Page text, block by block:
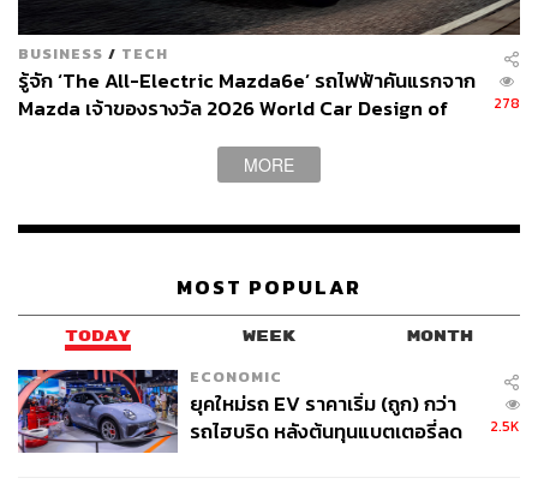
กสิกิจ พ่วงภิญโญ ประธานเจ้าหน้าที่บริหาร บริษัท เอสเทค
ฟาร์มา จำกัดเสริมว่า “เอสเทค ฟาร์มา ในฐานะผู้นำเข้า
ผลิตภัณฑ์ทางการแพทย์และผลิตภัณฑ์สารลดเลือนริ้วรอย
แบรนด์ Aestox ตระหนักถึงความสำคัญในการมอบความรู้
“โดยครั้งนี้จะมุ่งเน้นเสริมความรู้และเทคนิคทางการแพทย์
หรือ Hyaluronic Acid ที่มีการใช้งานอย่างแพร่หลายใน
ยังแพทย์ทุกคน ให้เห็นถึงความสำคัญของการดูแลแบบองค์
รวม รวมถึงขยายองค์ความรู้ อัปเดตเทคนิคใหม่ๆ และนำสิ่ง
ที่ได้ในวันนี้ไปสร้างประโยชน์และความพึงพอใจให้กับลูกค้า
BUSINESS / TECH
รู้จัก ‘The All-Electric Mazda6e’ รถไฟฟ้าคันแรกจาก
Mazda เจ้าของรางวัล 2026 World Car Design of
278
MORE
MOST POPULAR
TODAY WEEK MONTH
ECONOMIC
ยุคใหม่รถ EV ราคาเริ่ม (ถูก) กว่า
รถไฮบริด หลังต้นทุนแบตเตอรี่ลด
2.5K